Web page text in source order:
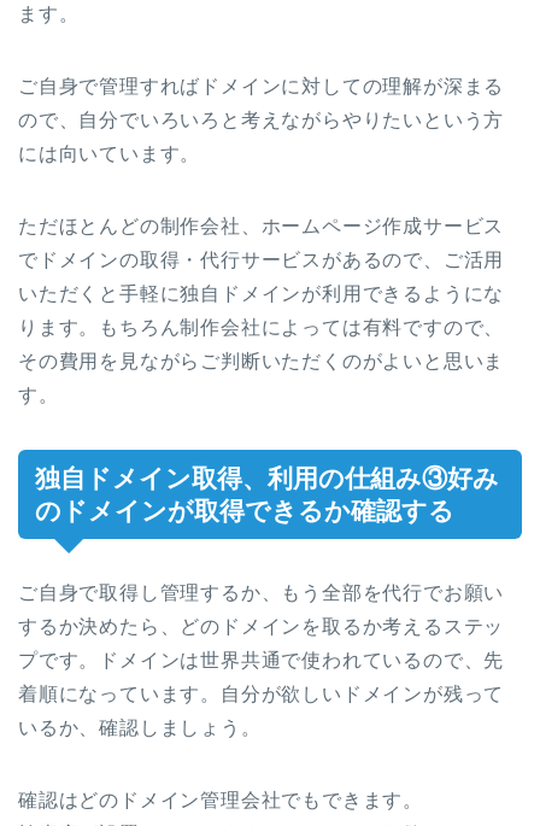
ます。
ご自身で管理すればドメインに対しての理解が深まる
ので、自分でいろいろと考えながらやりたいという方
には向いています。
ただほとんどの制作会社、ホームページ作成サービス
でドメインの取得・代行サービスがあるので、ご活用
いただくと手軽に独自ドメインが利用できるようにな
ります。もちろん制作会社によっては有料ですので、
その費用を見ながらご判断いただくのがよいと思いま
す。
独自ドメイン取得、利用の仕組み③好み
のドメインが取得できるか確認する
ご自身で取得し管理するか、もう全部を代行でお願い
するか決めたら、どのドメインを取るか考えるステッ
プです。ドメインは世界共通で使われているので、先
着順になっています。自分が欲しいドメインが残って
いるか、確認しましょう。
確認はどのドメイン管理会社でもできます。